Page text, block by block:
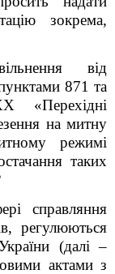
зокрема,
від
871 та
«Перехідні
на митну
режимі
таких
справляння
регулюються
(далі –
актами з